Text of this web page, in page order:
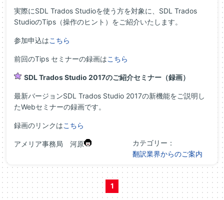
実際にSDL Trados Studioを使う方を対象に、SDL Trados
StudioのTips（操作のヒント）をご紹介いたします。
参加申込はこちら
前回のTips セミナーの録画はこちら
SDL Trados Studio 2017のご紹介セミナー（録画）
最新バージョンSDL Trados Studio 2017の新機能をご説明し
たWebセミナーの録画です。
録画のリンクはこちら
アメリア事務局 河原
カテゴリー：
翻訳業界からのご案内
1